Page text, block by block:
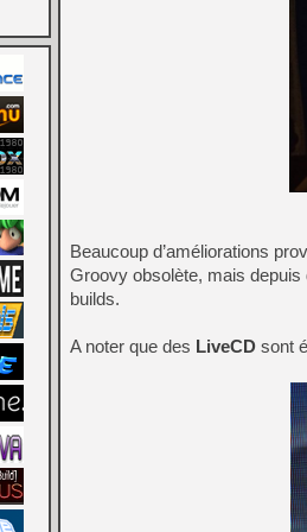
Beaucoup d’améliorations
Groovy obsolète, mais
builds.
A noter que des LiveCD sont